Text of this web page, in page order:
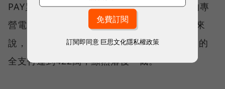
PAY累積了185萬使用人數，是台灣排名第5的專
營電支業者。對於上線不滿2年的全盈 ＋PAY來
說，已經是進度不錯，但相較最常被拿來比較的
全支付達到422萬，顯然落後一截。
訂閱即同意 巨思文化隱私權政策